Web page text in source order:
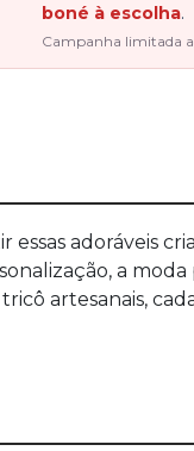
boné à escolha.
Campanha limitada
adoráveis
a
artesanais,